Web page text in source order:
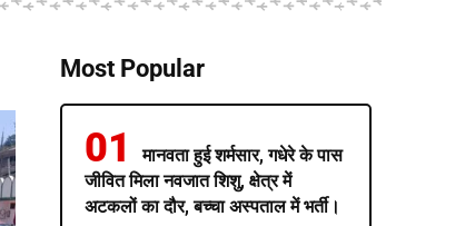
Most Popular
मानवता हुई शर्मसार, गधेरे के पास
जीवित मिला नवजात शिशु, क्षेत्र में
अटकलों का दौर, बच्चा अस्पताल में भर्ती।